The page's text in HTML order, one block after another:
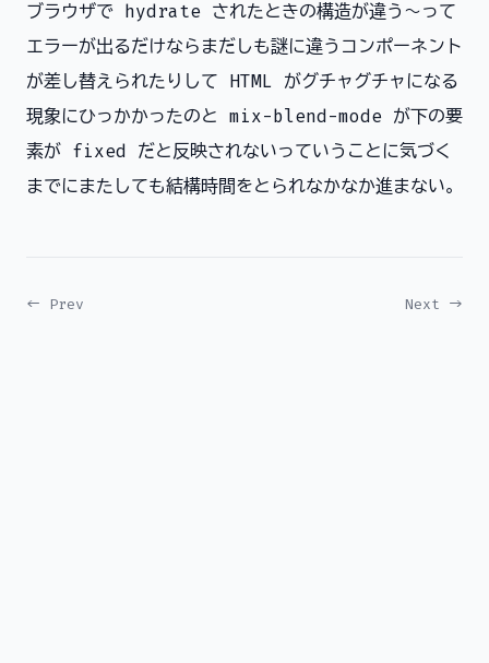
ブラウザで hydrate されたときの構造が違う～って
エラーが出るだけならまだしも謎に違うコンポーネント
が差し替えられたりして HTML がグチャグチャになる
現象にひっかかったのと mix-blend-mode が下の要
素が fixed だと反映されないっていうことに気づく
までにまたしても結構時間をとられなかなか進まない。
← Prev Next →